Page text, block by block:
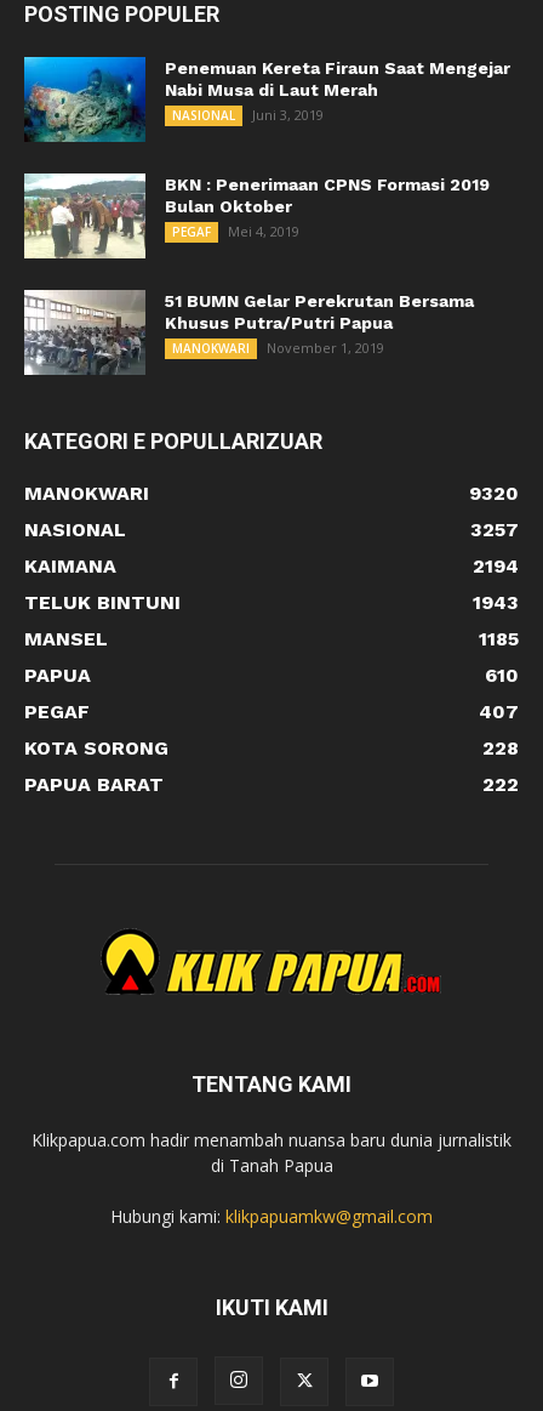
POSTING POPULER
Penemuan Kereta Firaun Saat Mengejar
Nabi Musa di Laut Merah
NASIONAL Juni 3, 2019
BKN : Penerimaan CPNS Formasi 2019
Bulan Oktober
PEGAF Mei 4, 2019
51 BUMN Gelar Perekrutan Bersama
Khusus Putra/Putri Papua
MANOKWARI November 1, 2019
KATEGORI E POPULLARIZUAR
MANOKWARI
9320
NASIONAL
3257
KAIMANA
2194
TELUK BINTUNI
1943
MANSEL
1185
PAPUA
610
PEGAF
407
KOTA SORONG
228
PAPUA BARAT
222
TENTANG KAMI
Klikpapua.com hadir menambah nuansa baru dunia jurnalistik
di Tanah Papua
Hubungi kami: klikpapuamkw@gmail.com
IKUTI KAMI